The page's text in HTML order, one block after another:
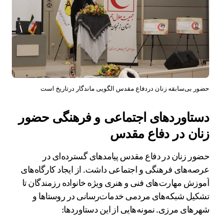
حضور بی‌سابقه زنان دردفاع مقدس الگویی ماندگار درتاریخ است
دستاوردهای اجتماعی و فرهنگی حضور
زنان در دفاع مقدس
حضور زنان در دفاع مقدس پیامدهای گسترده‌ای در
عرصه‌های فرهنگی و اجتماعی داشت. از ایجاد کارگاه‌های
آموزش مهارت‌های فنی و هنری ویژه خانواده رزمندگان تا
تشکیل شبکه‌های مردمی خدمات‌رسانی در روستاها و
شهرهای مرزی. نمونه‌هایی از این دستاوردها: